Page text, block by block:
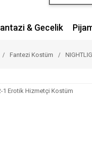
& Gecelik
Fantezi Kostüm